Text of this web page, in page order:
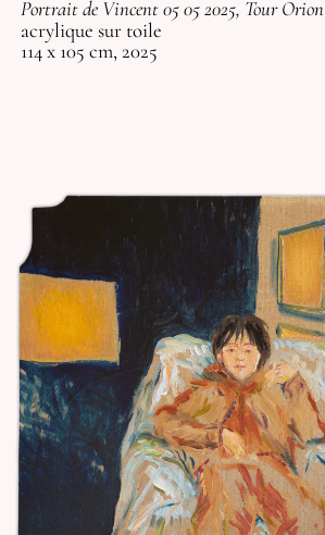
Portrait de Vincent 05 05 2025, Tour Orion
acrylique sur toile
114 x 105 cm, 2025